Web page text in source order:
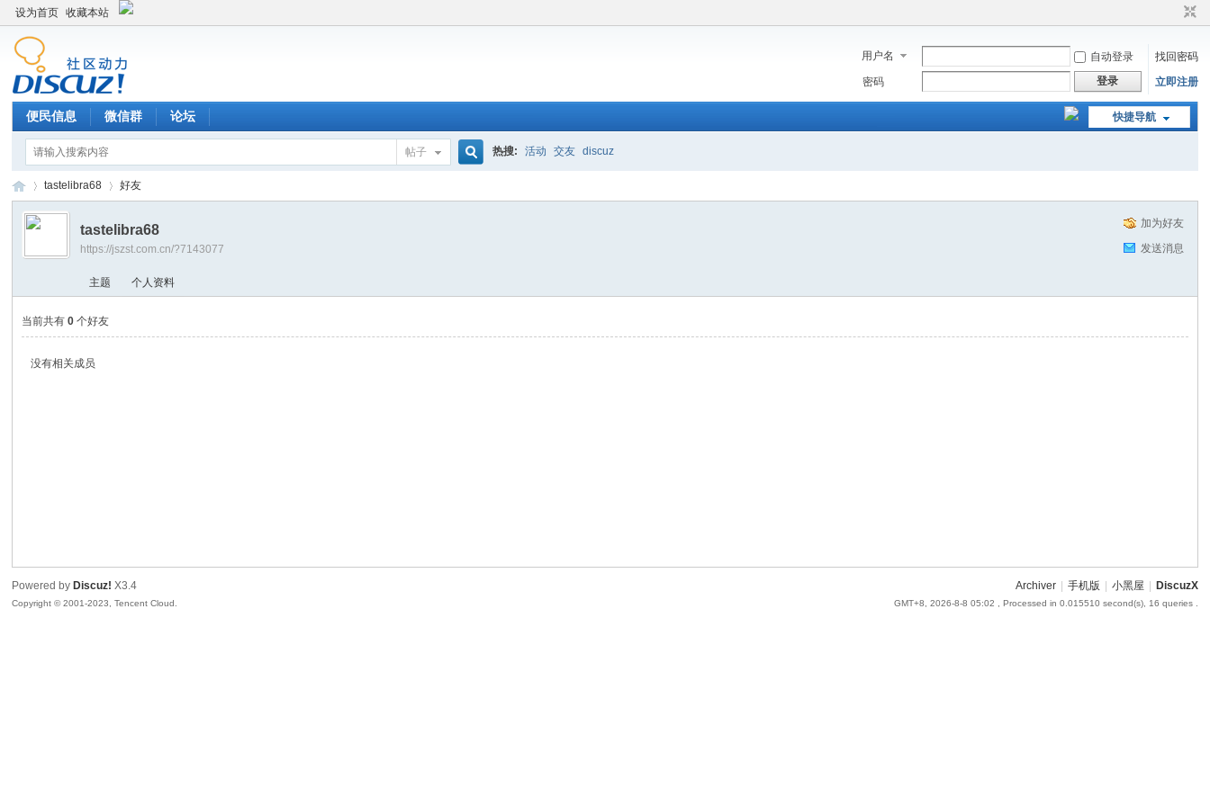
设为首页 收藏本站
用户名 自动登录
找回密码
密码
登录 立即注册
快捷导航
便民信息 微信群 论坛
帖子 热搜: 活动 交友 discuz
›
tastelibra68 好友
加为好友
发送消息
tastelibra68
https://jszst.com.cn/?7143077
主题 个人资料
当前共有0 个好友
没有相关成员
Archiver 手机版 小黑屋 DiscuzX
GMT+8, 2026-8-8 05:02 , Processed in 0.015510 second(s), 16 queries .
Powered by Discuz! X3.4
Copyright © 2001-2023, Tencent Cloud.